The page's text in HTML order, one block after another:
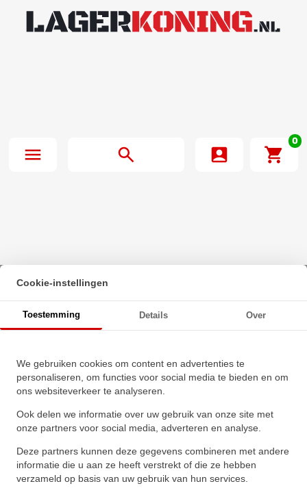
0
Beginpagina· FAG Kogellager 6203 C (17x40x12mm)
Cookie-instellingen
Toestemming Details Over
We gebruiken cookies om content en advertenties te
personaliseren, om functies voor social media te bieden en om
ons websiteverkeer te analyseren.
Ook delen we informatie over uw gebruik van onze site met
onze partners voor social media, adverteren en analyse.
Deze partners kunnen deze gegevens combineren met andere
informatie die u aan ze heeft verstrekt of die ze hebben
verzameld op basis van uw gebruik van hun services.
(17x40x12mm)
★★★★
★★★★
Schrijf een review!